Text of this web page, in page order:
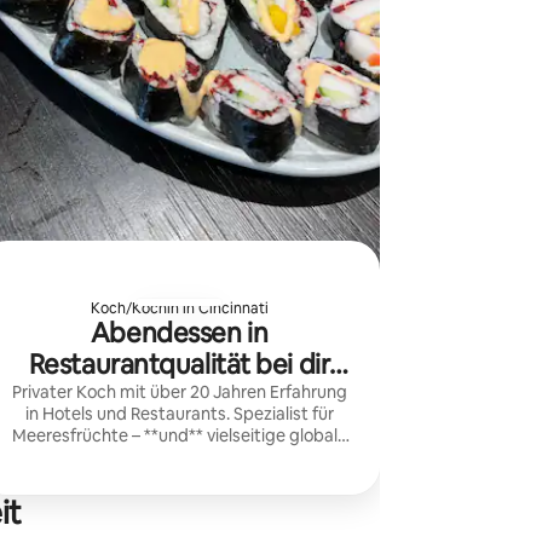
Koch/Köchin in Cincinnati
Abendessen in
Restaurantqualität bei dir
zuhause
Privater Koch mit über 20 Jahren Erfahrung
in Hotels und Restaurants. Spezialist für
Meeresfrüchte – **und** vielseitige globale
und makellose Reinigung.